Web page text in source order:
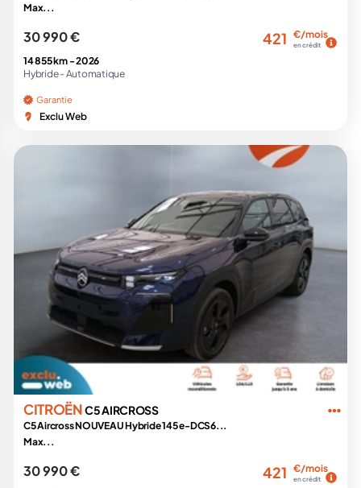
Max...
30 990 € 421 €/mois
en crédit
14 855 km -2026
Hybride - Automatique
Garantie
Exclu Web
CITROËNC5 AIRCROSS
C5 Aircross NOUVEAU Hybride 145 e-DCS6...
Max...
30 990 € 421 €/mois
en crédit